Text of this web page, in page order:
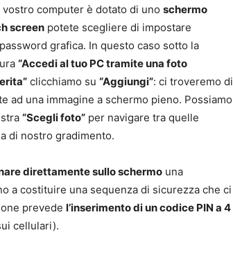
vostro computer è dotato di uno schermo
screen potete scegliere di impostare
grafica. In questo caso sotto la
“Accedi al tuo PC tramite una foto
clicchiamo su “Aggiungi”: ci troveremo di
ad una immagine a schermo pieno. Possiamo
“Scegli foto” per navigare tra quelle
di nostro gradimento.
direttamente sullo schermo una
a costituire una sequenza di sicurezza che ci
prevede l’inserimento di un codice PIN a 4
cellulari).